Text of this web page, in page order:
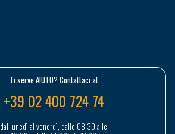
Ti serve AIUTO? Contattaci al
+39 02 400 724 74
dal lunedì al venerdì, dalle 08:30 alle